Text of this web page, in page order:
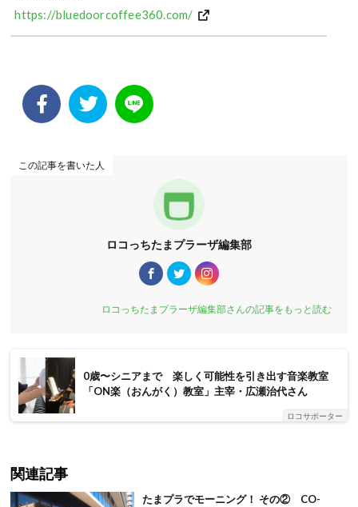
https://bluedoorcoffee360.com/
この記事を書いた人
ロコっちたまプラーザ編集部
ロコっちたまプラーザ編集部さんの記事をもっと読む
0歳〜シニアまで 楽しく可能性を引き出す音楽教室
「ON楽（おんがく）教室」主宰・広瀬治代さん
ロコサポーター
関連記事
たまプラでモーニング！ その② CO-